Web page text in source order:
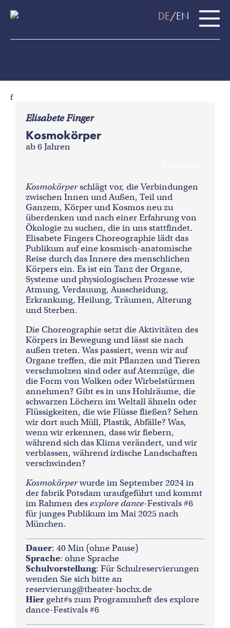
DE EN
f
Elisabete Finger
Kosmokörper
ab 6 Jahren
Kosmokörperschlägt vor, die Verbindungen
zwischen Innen und Außen, Teil und
Ganzem, Körper und Kosmos neu zu
überdenken und nach einer Erfahrung von
Ökologie zu suchen, die in uns stattfindet.
Elisabete Fingers Choreographie lädt das
Publikum auf eine kosmisch-anatomische
Reise durch das Innere des menschlichen
Körpers ein. Es ist ein Tanz der Organe,
Systeme und physiologischen Prozesse wie
Atmung, Verdauung, Ausscheidung,
Erkrankung, Heilung, Träumen, Alterung
und Sterben.
Die Choreographie setzt die Aktivitäten des
Körpers in Bewegung und lässt sie nach
außen treten. Was passiert, wenn wir auf
Organe treffen, die mit Pflanzen und Tieren
verschmolzen sind oder auf Atemzüge, die
die Form von Wolken oder Wirbelstürmen
annehmen? Gibt es in uns Hohlräume, die
schwarzen Löchern im Weltall ähneln oder
Flüssigkeiten, die wie Flüsse fließen? Sehen
wir dort auch Müll, Plastik, Abfälle? Was,
wenn wir erkennen, dass wir fiebern,
während sich das Klima verändert, und wir
verblassen, während irdische Landschaften
verschwinden?
Kosmokörperwurde im September 2024 in
der fabrik Potsdam uraufgeführt und kommt
im Rahmen desexplore dance-Festivals #6
für junges Publikum im Mai 2025 nach
München.
Dauer: 40 Min (ohne Pause)
Sprache: ohne Sprache
Schulvorstellung: Für Schulreservierungen
wenden Sie sich bitte an
reservierung@theater-hochx.de
Hier geht#s zum Programmheft des explore
dance-Festivals #6